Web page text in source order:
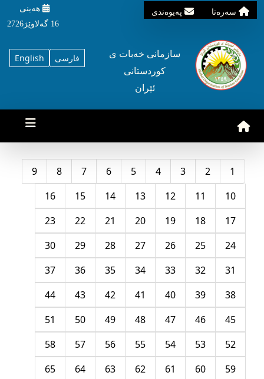
سه‌ره‌تا په‌یوه‌ندی
هه‌ینی
16 گه‌لاوێژ2726
English فارسی
سازمانی خه‌بات ی
کوردستانی
ئێران
1
2
3
4
5
6
7
8
9
10
11
12
13
14
15
16
17
18
19
20
21
22
23
24
25
26
27
28
29
30
31
32
33
34
35
36
37
38
39
40
41
42
43
44
45
46
47
48
49
50
51
52
53
54
55
56
57
58
59
60
61
62
63
64
65